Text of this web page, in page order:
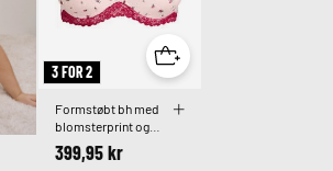
3 FOR 2
Formstøbt bh med
blomsterprint og
blonde
399,95 kr